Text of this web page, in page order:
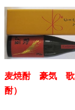
麦焼酎 豪気 歌
酎）